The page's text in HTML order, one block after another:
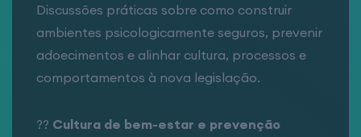
Discussões práticas sobre como construir
ambientes psicologicamente seguros, prevenir
adoecimentos e alinhar cultura, processos e
comportamentos à nova legislação.
?? Cultura de bem-estar e prevenção